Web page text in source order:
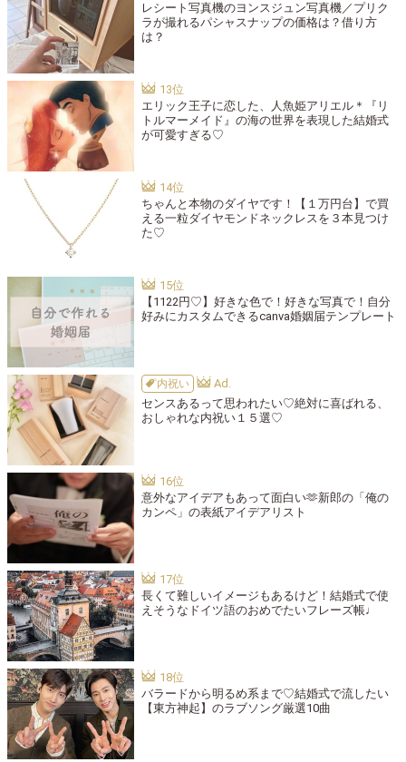
レシート写真機のヨンスジュン写真機／プリク
ラが撮れるパシャスナップの価格は？借り方
は？
エリック王子に恋した、人魚姫アリエル＊『リ
トルマーメイド』の海の世界を表現した結婚式
が可愛すぎる♡
ちゃんと本物のダイヤです！【１万円台】で買
える一粒ダイヤモンドネックレスを３本見つけ
た♡
【1122円♡】好きな色で！好きな写真で！自分
好みにカスタムできるcanva婚姻届テンプレート
内祝い
センスあるって思われたい♡絶対に喜ばれる、
おしゃれな内祝い１５選♡
意外なアイデアもあって面白い🫶新郎の「俺の
カンペ」の表紙アイデアリスト
長くて難しいイメージもあるけど！結婚式で使
えそうなドイツ語のおめでたいフレーズ帳♩
バラードから明るめ系まで♡結婚式で流したい
【東方神起】のラブソング厳選10曲